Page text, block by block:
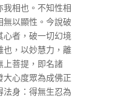
相也。不知性相
無以顯性。今說破
者，破一切幻境
也，以妙慧力，離
上菩提，即名諸
心度眾為成佛正
法身：得無生忍為